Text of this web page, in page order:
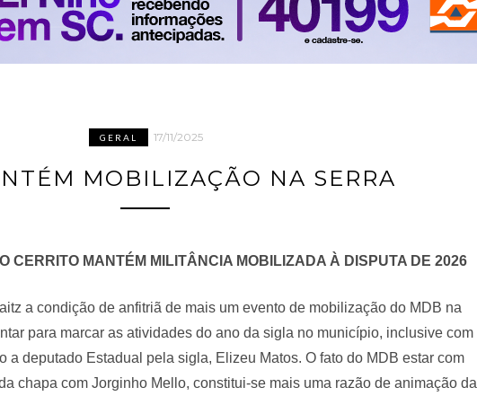
GERAL 17/11/2025
MOBILIZAÇÃO NA SERRA
CERRITO MANTÉM MILITÂNCIA MOBILIZADA À DISPUTA DE 2026
a condição de anfitriã de mais um evento de mobilização do MDB na
para marcar as atividades do ano da sigla no município, inclusive com
a deputado Estadual pela sigla, Elizeu Matos. O fato do MDB estar com
chapa com Jorginho Mello, constitui-se mais uma razão de animação da